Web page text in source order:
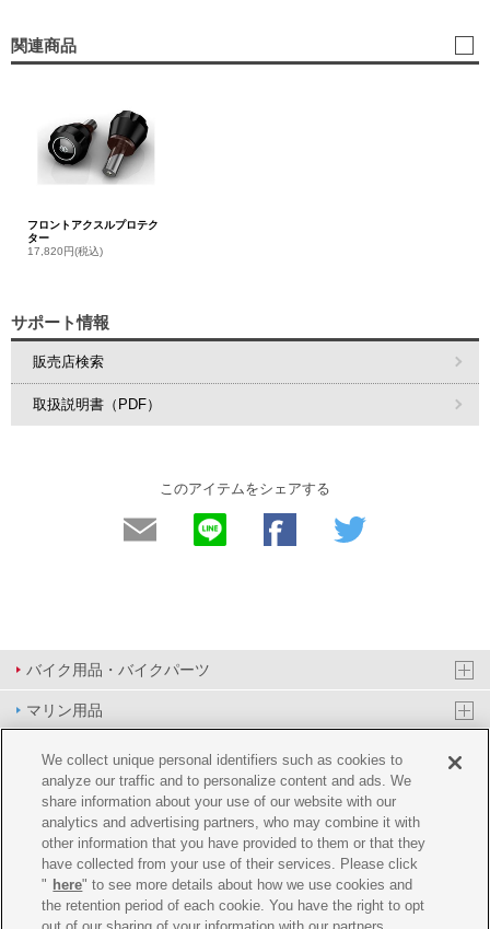
関連商品
フロントアクスルプロテク
ター
17,820円(税込)
サポート情報
販売店検索
取扱説明書（PDF）
このアイテムをシェアする
バイク用品・バイクパーツ
マリン用品
PAS/YPJ用品
その他用品
イベント&エンターテイメント
オンラインショップ
企業情報
We collect unique personal identifiers such as cookies to
analyze our traffic and to personalize content and ads. We
share information about your use of our website with our
analytics and advertising partners, who may combine it with
other information that you have provided to them or that they
have collected from your use of their services. Please click
" here" to see more details about how we use cookies and
the retention period of each cookie. You have the right to opt